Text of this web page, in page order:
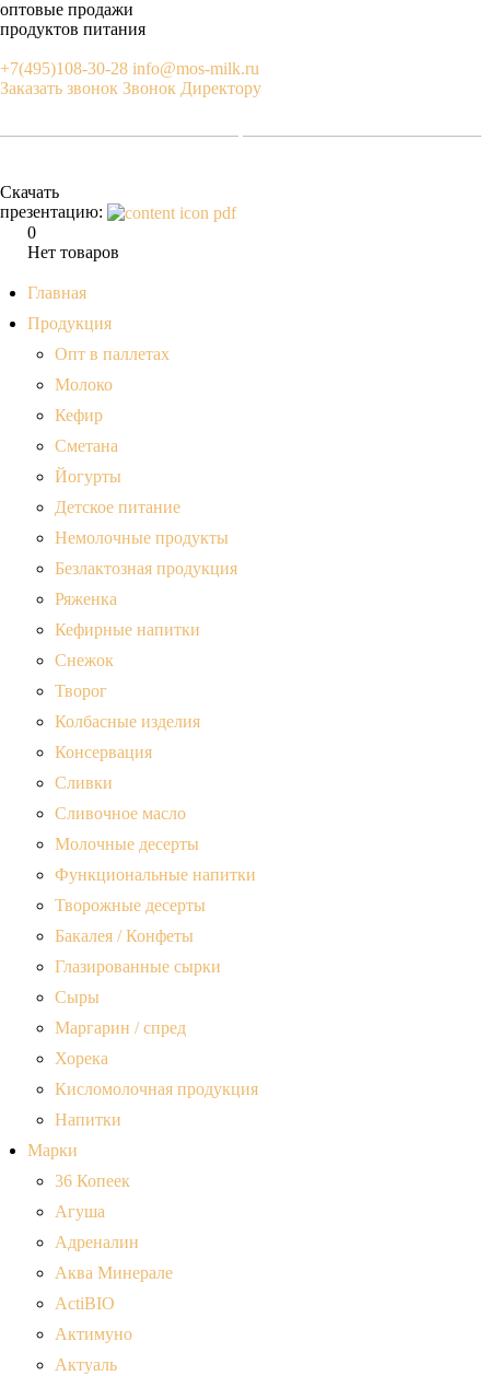
оптовые продажи
продуктов питания
+7(495)108-30-28 info@mos-milk.ru
Заказать звонок Звонок Директору
Скачать
презентацию:
0
Нет товаров
Главная
Продукция
Опт в паллетах
Молоко
Кефир
Сметана
Йогурты
Детское питание
Немолочные продукты
Безлактозная продукция
Ряженка
Кефирные напитки
Снежок
Творог
Колбасные изделия
Консервация
Сливки
Сливочное масло
Молочные десерты
Функциональные напитки
Творожные десерты
Бакалея / Конфеты
Глазированные сырки
Сыры
Маргарин / спред
Хорека
Кисломолочная продукция
Напитки
Марки
36 Копеек
Агуша
Адреналин
Аква Минерале
ActiBIO
Актимуно
Актуаль